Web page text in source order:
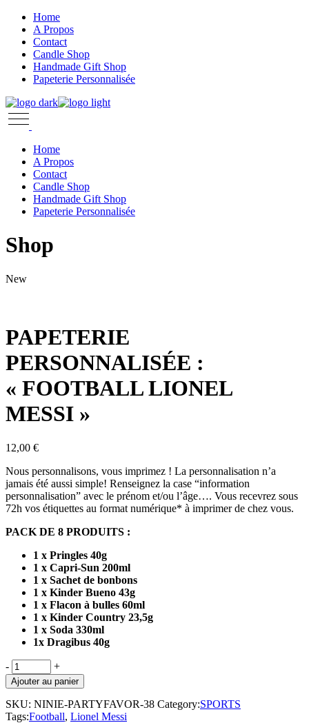
Skip
content
Home
A Propos
Contact
Candle Shop
Handmade Gift Shop
Papeterie Personnalisée
Home
A Propos
Contact
Candle Shop
Handmade Gift Shop
Papeterie Personnalisée
Shop
New
PAPETERIE
PERSONNALISÉE :
« FOOTBALL LIONEL
MESSI »
12,00 €
Nous personnalisons, vous imprimez ! La personnalisation n’a
jamais été aussi simple! Renseignez la case “information
personnalisation” avec le prénom et/ou l’âge…. Vous recevrez sous
72h vos étiquettes au format numérique* à imprimer de chez vous.
PACK DE 8 PRODUITS :
1 x Pringles 40g
1 x Capri-Sun 200ml
1 x Sachet de bonbons
1 x Kinder Bueno 43g
1 x Flacon à bulles 60ml
1 x Kinder Country 23,5g
1 x Soda 330ml
1x Dragibus 40g
PAPETERIE
PERSONNALISÉE
:
"FOOTBALL
LIONEL
- +
Ajouter au panier
SKU: NINIE-PARTYFAVOR-38 Category:SPORTS
Tags:Football, Lionel Messi